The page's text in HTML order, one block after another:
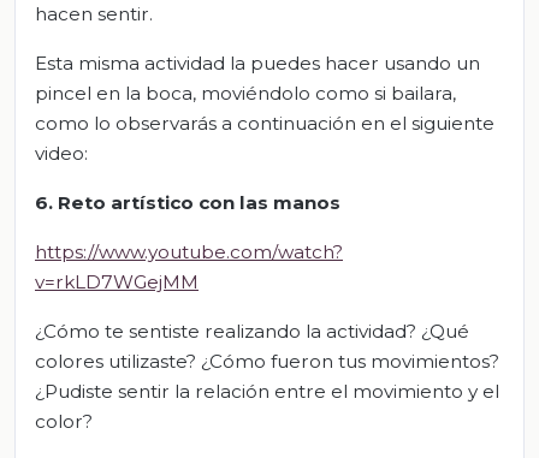
hacen sentir.
Esta misma actividad la puedes hacer usando un
pincel en la boca, moviéndolo como si bailara,
como lo observarás a continuación en el siguiente
video:
6. Reto artístico con las manos
https://www.youtube.com/watch?
v=rkLD7WGejMM
¿Cómo te sentiste realizando la actividad? ¿Qué
colores utilizaste? ¿Cómo fueron tus movimientos?
¿Pudiste sentir la relación entre el movimiento y el
color?